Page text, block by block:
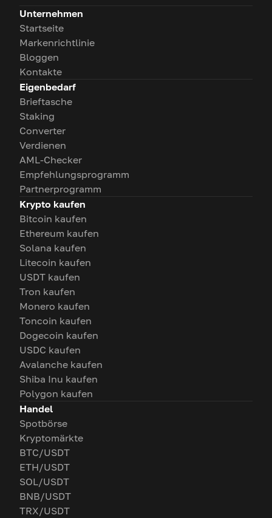
Unternehmen
Startseite
Markenrichtlinie
Bloggen
Kontakte
Eigenbedarf
Brieftasche
Staking
Converter
Verdienen
AML-Checker
Empfehlungsprogramm
Partnerprogramm
Krypto kaufen
Bitcoin kaufen
Ethereum kaufen
Solana kaufen
Litecoin kaufen
USDT kaufen
Tron kaufen
Monero kaufen
Toncoin kaufen
Dogecoin kaufen
USDC kaufen
Avalanche kaufen
Shiba Inu kaufen
Polygon kaufen
Handel
Spotbörse
Kryptomärkte
BTC/USDT
ETH/USDT
SOL/USDT
BNB/USDT
TRX/USDT